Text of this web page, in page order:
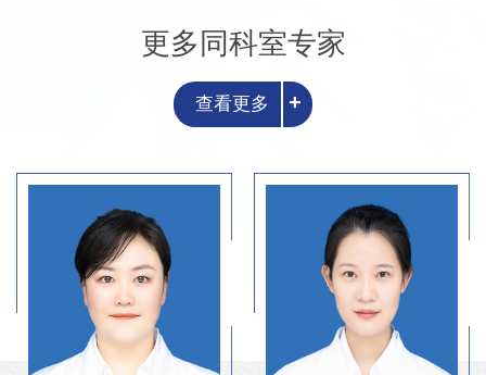
更多同科室专家
查看更多 +